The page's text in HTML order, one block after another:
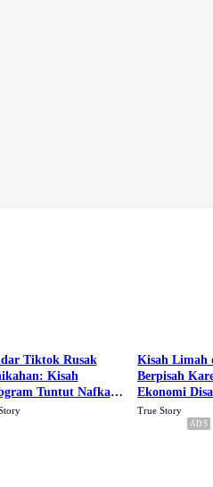
Tiktok Rusak
Kisah
Tuntut Nafkah
Juta Perbulan
Kisah Limah
Berpisah
Ekonomi
Karena Cinta
True Story